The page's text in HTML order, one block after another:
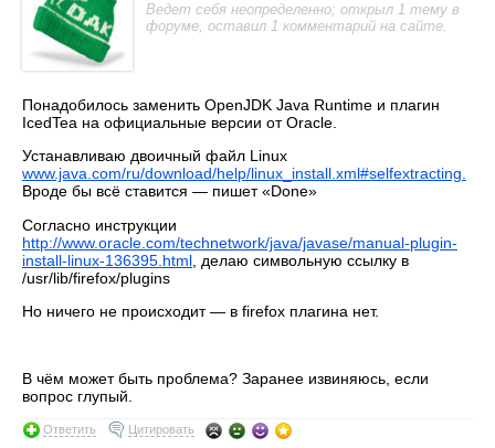
Ведет себя неопределенно; открыл 1 тему в
форуме, оставил 1 комментарий на сайте.
Понадобилось заменить OpenJDK Java Runtime и плагин
IcedTea на официальные версии от Oracle.
Устанавливаю двоичный файл Linux
www.java.com/ru/download/help/linux_install.xml#selfextracting.
Вроде бы всё ставится — пишет «Done»
Согласно инструкции
http://www.oracle.com/technetwork/java/javase/manual-plugin-
install-linux-136395.html , делаю символьную ссылку в
/usr/lib/firefox/plugins
Но ничего не происходит — в firefox плагина нет.
В чём может быть проблема? Заранее извиняюсь, если
вопрос глупый.
Ответить Цитировать